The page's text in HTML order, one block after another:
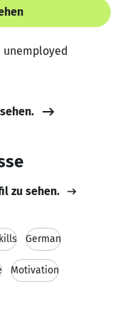
unemployed
zu sehen.
German
Motivation